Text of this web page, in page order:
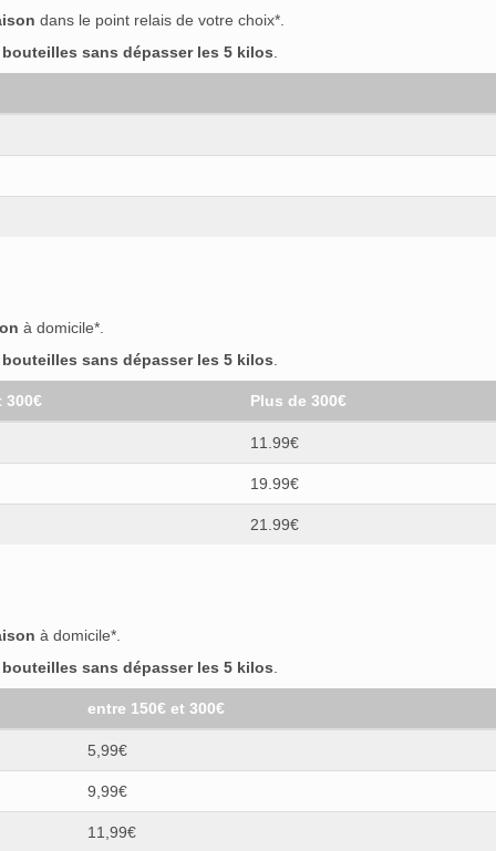
dans le point relais de votre choix*.
sans dépasser les 5 kilos
à domicile*.
sans dépasser les 5 kilos
300€ Plus de 300€
11.99€
19.99€
21.99€
à domicile*.
sans dépasser les 5 kilos
entre 150€ et 300€
5,99€
9,99€
11,99€